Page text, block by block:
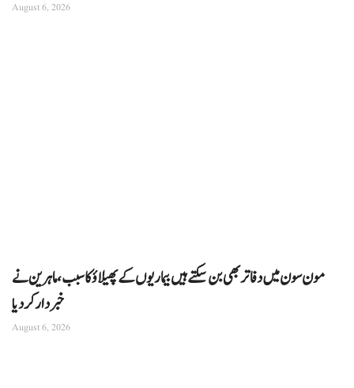
August 6, 2026
مون سون میں دفاتر بھی بن سکتے ہیں بیماریوں کے پھیلاؤ کا سبب، ماہرین نے
خبردار کر دیا
August 6, 2026